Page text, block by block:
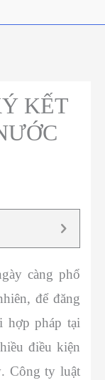
KẾT
càng phổ
để đăng
hợp pháp tại
điều kiện
Công ty luật